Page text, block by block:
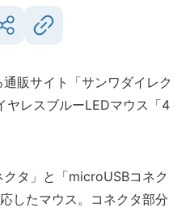
販サイト「サンワダイレク
ヤレスブルーLEDマウス「4
タ」と「microUSBコネク
したマウス。コネクタ部分